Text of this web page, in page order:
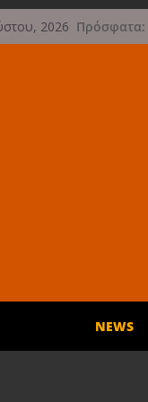
2026 Πρόσφατα:
NEWS